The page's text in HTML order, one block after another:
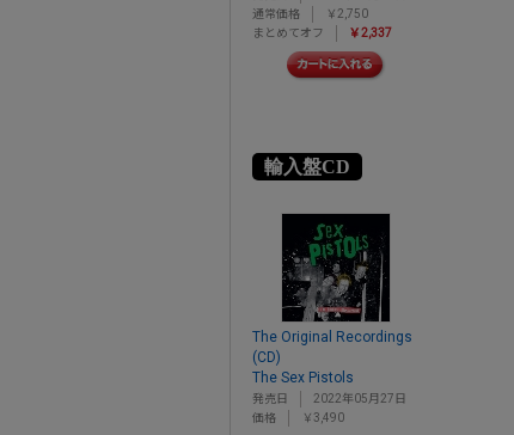
通常価格
￥2,750
まとめてオフ
￥2,337
輸入盤CD
The Original Recordings
(CD)
The Sex Pistols
発売日
2022年05月27日
価格
￥3,490